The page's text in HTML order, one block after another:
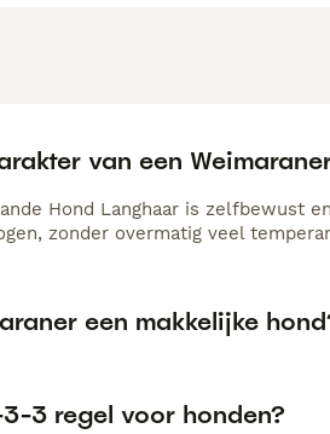
van een
Hond Langhaar is zelfbewust
zonder overmatig veel
een makkelijke
3 regel voor honden?